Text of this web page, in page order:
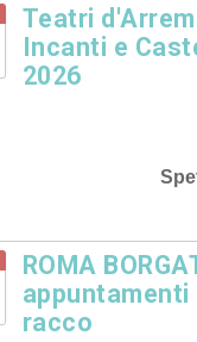
Teatri
Incanti e
2026
ROMA
racco